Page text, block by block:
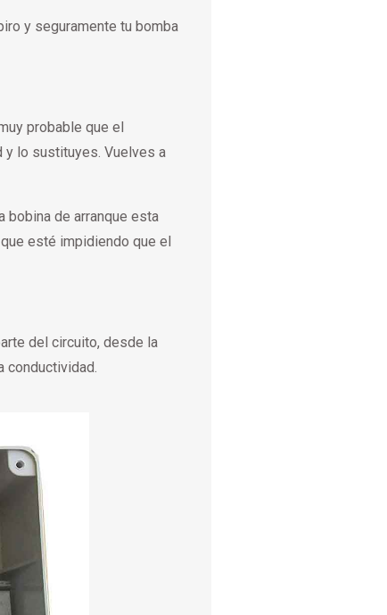
y seguramente tu bomba
probable que el
y lo sustituyes. Vuelves a
bobina de arranque esta
esté impidiendo que el
del circuito, desde la
conductividad.